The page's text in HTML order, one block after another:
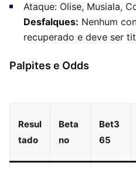
Ataque: Olise, Musiala,
Desfalques: Nenhum
recuperado e deve ser
Palpites e Odds
Resul
tado
Beta
no
Bet3
65